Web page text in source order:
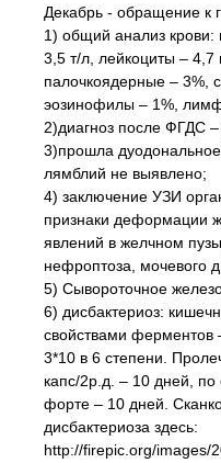
Декабрь - обращение к
1) общий анализ крови:
3,5 т/л, лейкоциты –
палочкоядерные – 3%,
эозинофилы – 1%,
2)диагноз после ФГДС
3)прошла
лямблий не выявлено;
4) заключение УЗИ
признаки деформации
явлений в желчном
нефроптоза, мочевого
5) Сывороточное
6) дисбактериоз:
свойствами ферментов
3*10 в 6 степени.
капс/2р.д. – 10 дней, по
форте – 10 дней.
дисбактериоза здесь:
http://firepic.org/images/